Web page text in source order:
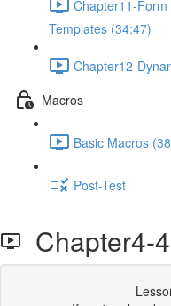
Chapter11-
Templates (34:47)
Chapter12-
Macros
Basic Macros
Post-Test
Chapter4-